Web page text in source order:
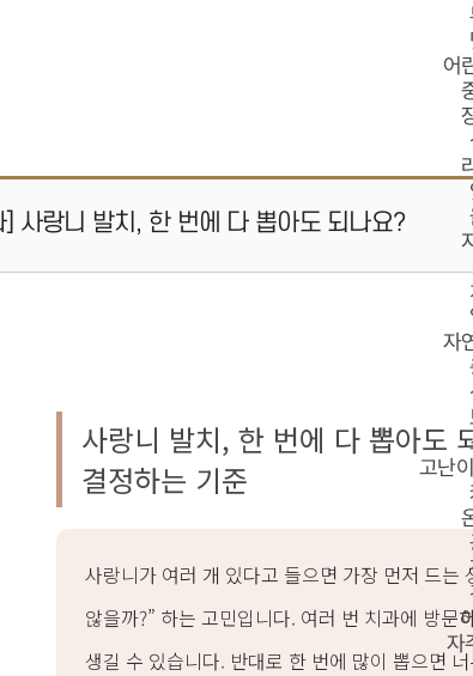
어
자
고난
자
] 사랑니 발치, 한 번에 다 뽑아도 되나요?
사랑니 발치, 한 번에 다 뽑아도
결정하는 기준
사랑니가 여러 개 있다고 들으면 가장 먼저 드는
않을까?” 하는 고민입니다. 여러 번 치과에 방
생길 수 있습니다. 반대로 한 번에 많이 뽑으면